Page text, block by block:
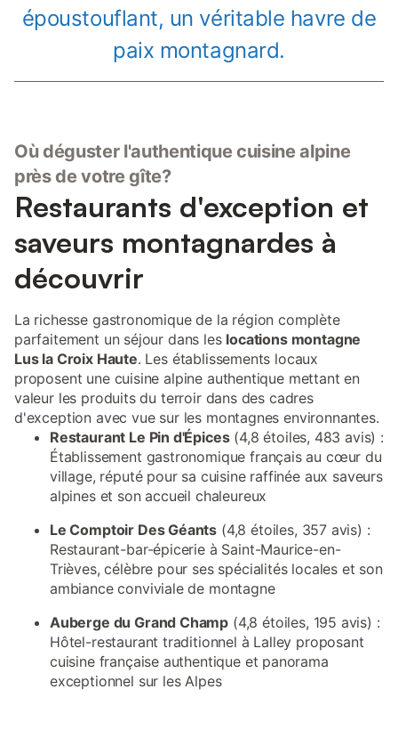
époustouflant, un véritable havre de
paix montagnard.
Où déguster l'authentique cuisine alpine
près de votre gîte?
Restaurants d'exception et
saveurs montagnardes à
découvrir
La richesse gastronomique de la région complète
parfaitement un séjour dans les locations montagne
Lus la Croix Haute. Les établissements locaux
proposent une cuisine alpine authentique mettant en
valeur les produits du terroir dans des cadres
d'exception avec vue sur les montagnes environnantes.
Restaurant Le Pin d'Épices(4,8 étoiles, 483 avis) :
Établissement gastronomique français au cœur du
village, réputé pour sa cuisine raffinée aux saveurs
alpines et son accueil chaleureux
Le Comptoir Des Géants (4,8 étoiles, 357 avis) :
Restaurant-bar-épicerie à Saint-Maurice-en-
Trièves, célèbre pour ses spécialités locales et son
ambiance conviviale de montagne
Auberge du Grand Champ (4,8 étoiles, 195 avis) :
Hôtel-restaurant traditionnel à Lalley proposant
cuisine française authentique et panorama
exceptionnel sur les Alpes